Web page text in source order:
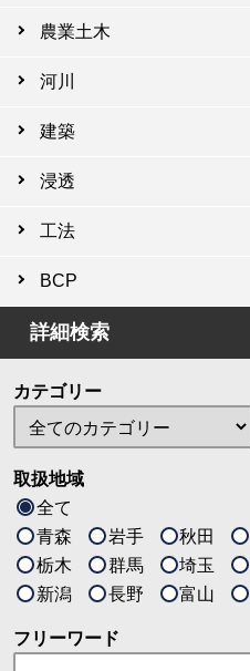
農業土木
河川
建築
浸透
工法
BCP
詳細検索
カテゴリー
取扱地域
全て
青森
岩手 秋田
栃木
群馬 埼玉
新潟
長野 富山
フリーワード